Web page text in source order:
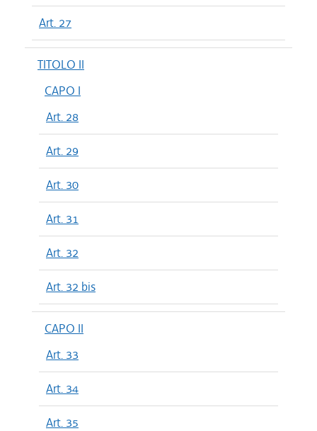
Art. 27
TITOLO II
CAPO I
Art. 28
Art. 29
Art. 30
Art. 31
Art. 32
Art. 32 bis
CAPO II
Art. 33
Art. 34
Art. 35